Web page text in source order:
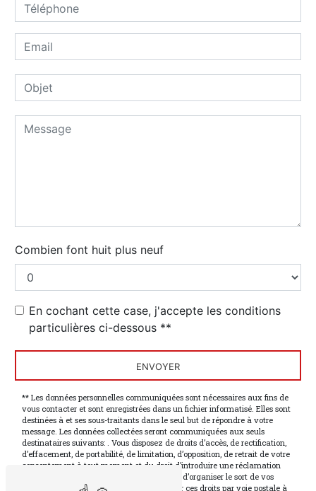
Combien font huit plus neuf
En cochant cette case, j'accepte les conditions
particulières ci-dessous **
ENVOYER
** Les données personnelles communiquées sont nécessaires aux fins de
vous contacter et sont enregistrées dans un fichier informatisé. Elles sont
destinées à et ses sous-traitants dans le seul but de répondre à votre
message. Les données collectées seront communiquées aux seuls
destinataires suivants: . Vous disposez de droits d’accès, de rectification,
d’effacement, de portabilité, de limitation, d’opposition, de retrait de votre
consentement à tout moment et du droit d’introduire une réclamation
auprès d’une autorité de contrôle, ainsi que d’organiser le sort de vos
données post-mortem. Vous pouvez exercer ces droits par voie postale à